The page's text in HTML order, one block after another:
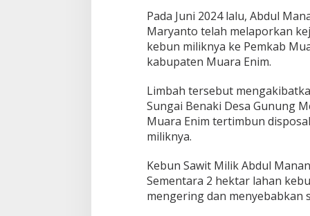
Pada Juni 2024 lalu, Abdul
Maryanto telah melaporkan
kebun miliknya ke Pemkab
kabupaten Muara Enim.
Limbah tersebut
Sungai Benaki Desa Gunung
Muara Enim tertimbun
miliknya.
Kebun Sawit Milik Abdul
Sementara 2 hektar lahan
mengering dan menyebabkan